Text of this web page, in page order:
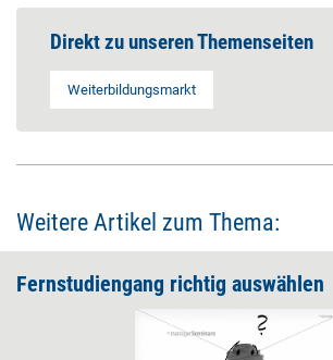
Direkt zu unseren Themenseiten
Weiterbildungsmarkt
Weitere Artikel zum Thema:
Fernstudiengang richtig auswählen